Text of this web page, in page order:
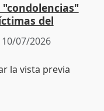
"condolencias"
del
10/07/2026